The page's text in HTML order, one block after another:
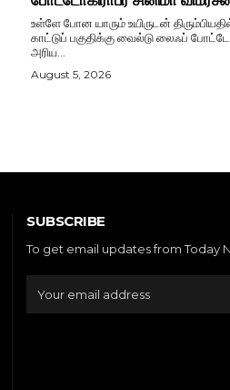
உள்ளே போன யாரும் உயிருடன்
காட்டுப் பகுதிக்கு வைல்டு லைஃப்
அரிய...
August 5, 2026
SUBSCRIBE
To get email updates from Today